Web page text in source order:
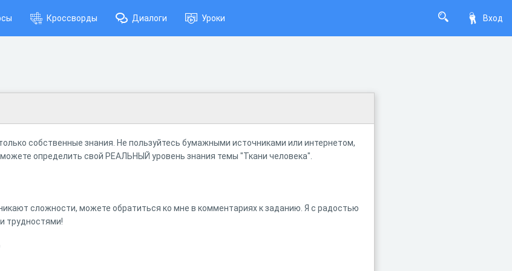
Вход
Кроссворды Диалоги Уроки
собственные знания. Не пользуйтесь бумажными источниками или интернетом,
определить свой РЕАЛЬНЫЙ уровень знания темы "Ткани человека".
сложности, можете обратиться ко мне в комментариях к заданию. Я с радостью
трудностями!